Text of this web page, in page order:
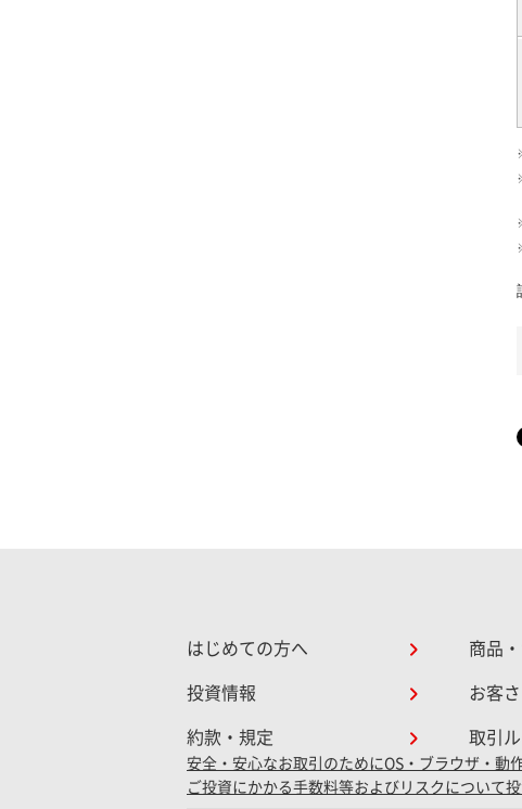
はじめての方へ 商品
投資情報 お客
約款・規定 取引
安全・安心なお取引のためにOS・ブラウザ・動
ご投資にかかる手数料等およびリスクについて